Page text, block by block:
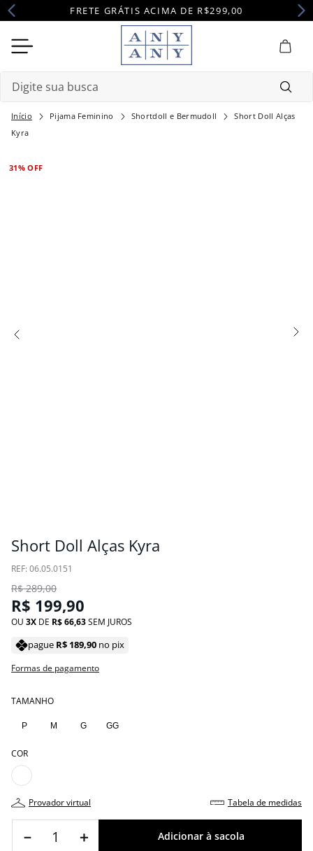
FRETE GRÁTIS ACIMA DE R$299,00
Pijama Feminino Shortdoll e Bermudoll
Short Doll Alças
Kyra
31%OFF
Short Doll Alças Kyra
: 06.05.0151
R$ 289,00
R$ 199,90
OU 3 DE R$66,63SEM JUROS
pague R$ 189,90 no pix
Formas de pagamento
TAMANHO
P M G GG
COR
provador virtual tabela de medidas
＋
－
Termos mais buscados
2º maternidade